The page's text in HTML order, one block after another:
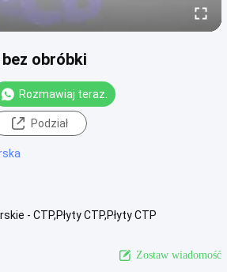
obróbki
Rozmawiaj teraz.
Podział
- CTP,Płyty CTP,Płyty CTP
Zostaw wiadomość